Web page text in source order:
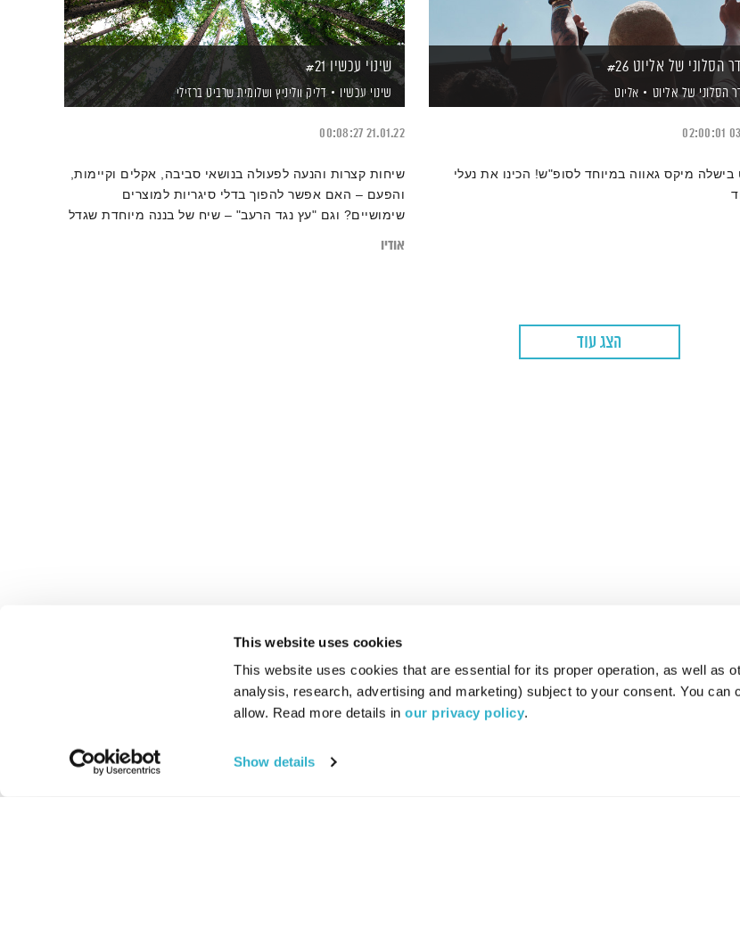
This website uses cookies
This website uses cookies that are essential for its proper operation, as well as
analysis, research, advertising and marketing) subject to your consent. You can
allow. Read more details in our privacy policy.
Show details
הסלוני של אליוט #26
הסלוני של אליוט אליוט
02:00:01
בישלה מיקס גאווה במיוחד לסופ"ש! הכינו את נעלי
שינוי עכשיו #21
שינוי עכשיו דליק ווליניץ ושלומית שרביט ברזילי
21.01.22
00:08:27
שיחות קצרות והנעה לפעולה בנושאי סביבה, אקלים וקיימות,
והפעם – האם אפשר להפוך בדלי סיגריות למוצרים
שימושיים? וגם "עץ נגד הרעב" – שיח של בננה מיוחדת שגדל
אודיו
הצג עוד